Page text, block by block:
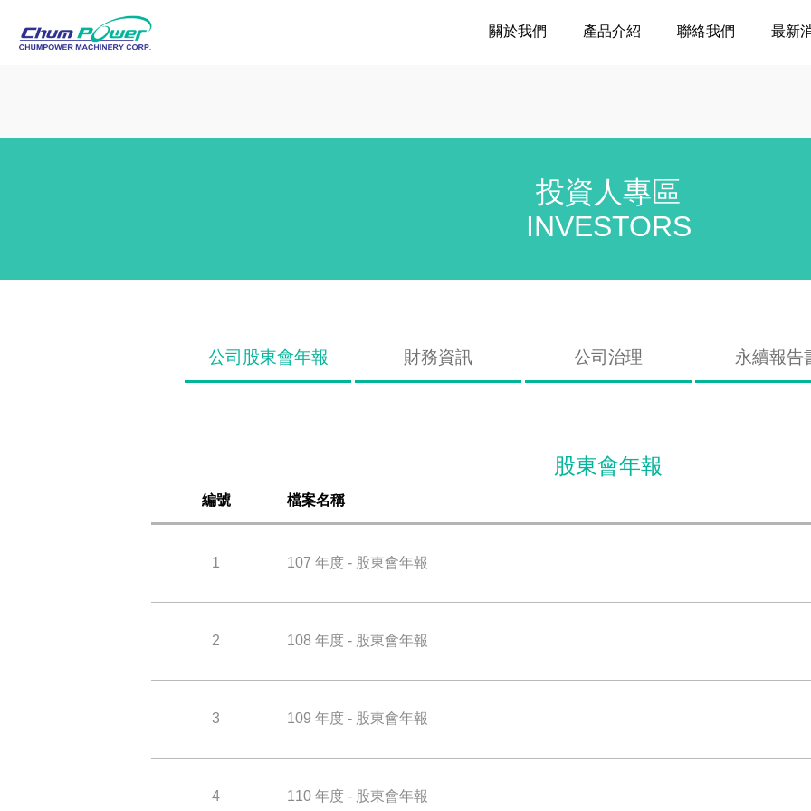
關於我們 產品介紹 聯絡我們 最新
投資人專區
INVESTORS
公司股東會年報 財務資訊 公司治理 永續報告
股東會年報
編號 檔案名稱
1 107 年度 - 股東會年報
2 108 年度 - 股東會年報
3 109 年度 - 股東會年報
4 110 年度 - 股東會年報